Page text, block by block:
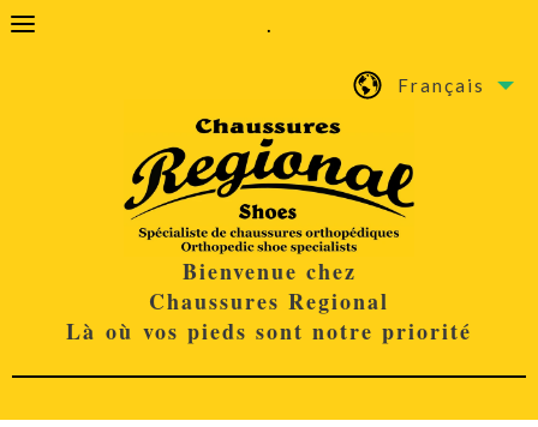
.
Français
Bienvenue chez
Chaussures Regional
Là où vos pieds sont notre priorité